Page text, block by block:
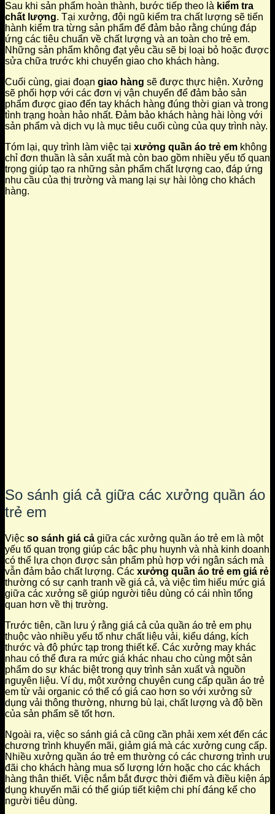
Sau khi sản phẩm hoàn thành, bước tiếp theo là kiểm tra
chất lượng. Tại xưởng, đội ngũ kiểm tra chất lượng sẽ tiến
hành kiểm tra từng sản phẩm để đảm bảo rằng chúng đáp
ứng các tiêu chuẩn về chất lượng và an toàn cho trẻ em.
Những sản phẩm không đạt yêu cầu sẽ bị loại bỏ hoặc được
sửa chữa trước khi chuyển giao cho khách hàng.
Cuối cùng, giai đoạn giao hàng sẽ được thực hiện. Xưởng
sẽ phối hợp với các đơn vị vận chuyển để đảm bảo sản
phẩm được giao đến tay khách hàng đúng thời gian và trong
tình trạng hoàn hảo nhất. Đảm bảo khách hàng hài lòng với
sản phẩm và dịch vụ là mục tiêu cuối cùng của quy trình này.
Tóm lại, quy trình làm việc tại xưởng quần áo trẻ em không
chỉ đơn thuần là sản xuất mà còn bao gồm nhiều yếu tố quan
trọng giúp tạo ra những sản phẩm chất lượng cao, đáp ứng
nhu cầu của thị trường và mang lại sự hài lòng cho khách
hàng.
So sánh giá cả giữa các xưởng quần áo
trẻ em
Việc so sánh giá cả giữa các xưởng quần áo trẻ em là một
yếu tố quan trọng giúp các bậc phụ huynh và nhà kinh doanh
có thể lựa chọn được sản phẩm phù hợp với ngân sách mà
vẫn đảm bảo chất lượng. Các xưởng quần áo trẻ em giá rẻ
thường có sự cạnh tranh về giá cả, và việc tìm hiểu mức giá
giữa các xưởng sẽ giúp người tiêu dùng có cái nhìn tổng
quan hơn về thị trường.
Trước tiên, cần lưu ý rằng giá cả của quần áo trẻ em phụ
thuộc vào nhiều yếu tố như chất liệu vải, kiểu dáng, kích
thước và độ phức tạp trong thiết kế. Các xưởng may khác
nhau có thể đưa ra mức giá khác nhau cho cùng một sản
phẩm do sự khác biệt trong quy trình sản xuất và nguồn
nguyên liệu. Ví dụ, một xưởng chuyên cung cấp quần áo trẻ
em từ vải organic có thể có giá cao hơn so với xưởng sử
dụng vải thông thường, nhưng bù lại, chất lượng và độ bền
của sản phẩm sẽ tốt hơn.
Ngoài ra, việc so sánh giá cả cũng cần phải xem xét đến các
chương trình khuyến mãi, giảm giá mà các xưởng cung cấp.
Nhiều xưởng quần áo trẻ em thường có các chương trình ưu
đãi cho khách hàng mua số lượng lớn hoặc cho các khách
hàng thân thiết. Việc nắm bắt được thời điểm và điều kiện áp
dụng khuyến mãi có thể giúp tiết kiệm chi phí đáng kể cho
người tiêu dùng.